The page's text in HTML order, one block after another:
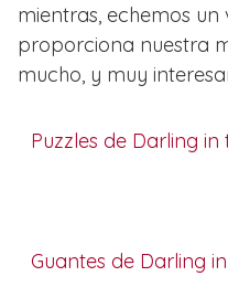
mientras, echemos un
proporciona nuestra
mucho, y muy
Puzzles de Darling in
Guantes de Darling